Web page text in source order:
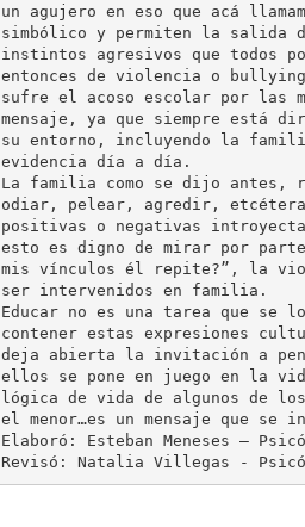
un agujero en eso que acá
simbólico y permiten la salida
instintos agresivos que todos
entonces de violencia o
sufre el acoso escolar por las
mensaje, ya que siempre está
su entorno, incluyendo la
evidencia día a día.
La familia como se dijo antes,
odiar, pelear, agredir,
positivas o negativas
esto es digno de mirar por
mis vínculos él repite?”, la
ser intervenidos en familia.
Educar no es una tarea que se
contener estas expresiones
deja abierta la invitación a
ellos se pone en juego en la
lógica de vida de algunos de los
el menor…es un mensaje que
Elaboró: Esteban Meneses –